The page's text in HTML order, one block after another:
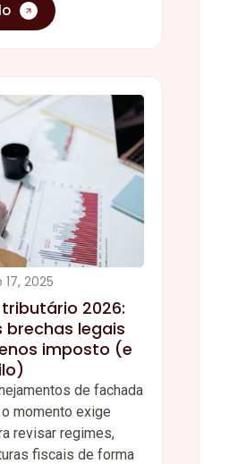
2025
2026:
legais
imposto (e
de fachada
momento exige
revisar regimes,
fiscais de forma